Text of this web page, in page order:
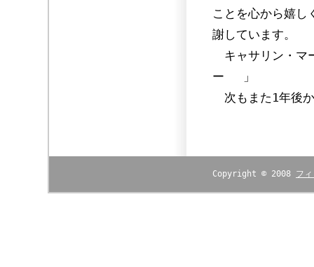
ことを心から嬉
謝しています。
キャサリン・マ
ー 」
次もまた1年後
Copyright © 2008 フ